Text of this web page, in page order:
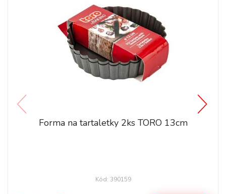
Forma na tartaletky 2ks TORO 13cm
Kód: 390159